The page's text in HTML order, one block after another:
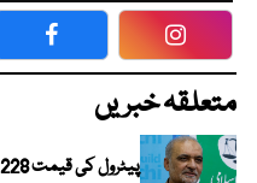
Facebook
متعلقہ خبریں